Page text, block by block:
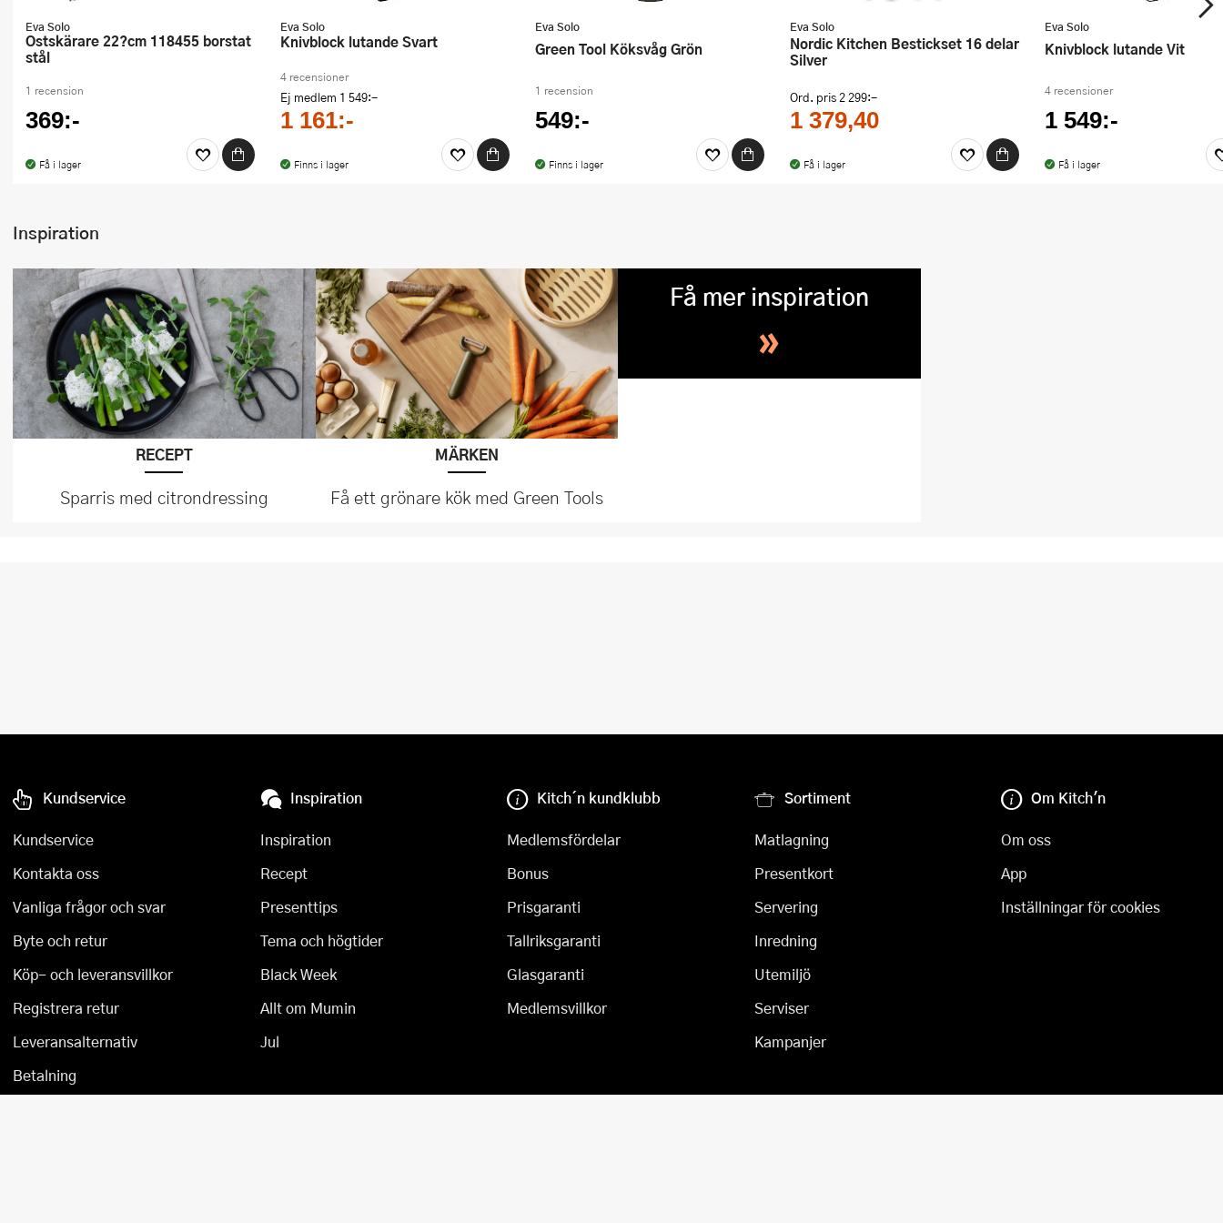
Eva Solo
Ostskärare 22?cm 118455 borstat
stål
1 recension
369:-
Få i lager
Eva Solo
Knivblock lutande Svart
4 recensioner
Ej medlem 1 549:-
1 161:-
Finns i lager
Eva Solo
Green Tool Köksvåg Grön
1 recension
549:-
Finns i lager
Eva Solo
Nordic Kitchen Bestickset 16 delar
Silver
Ord. pris2 299:-
1 379,40
Få i lager
Eva Solo
Knivblock lutande Vit
4 recensioner
1 549:-
Få i lager
Inspiration
RECEPT
Sparris med citrondressing
MÄRKEN
Få ett grönare kök med Green Tools
Få mer inspiration
»
Kundservice
Kundservice
Kontakta oss
Vanliga frågor och svar
Byte och retur
Köp- och leveransvillkor
Registrera retur
Leveransalternativ
Betalning
Inspiration
Inspiration
Recept
Presenttips
Tema och högtider
Black Week
Allt om Mumin
Jul
Kitch´n kundklubb
Medlemsfördelar
Bonus
Prisgaranti
Tallriksgaranti
Glasgaranti
Medlemsvillkor
Sortiment
Matlagning
Presentkort
Servering
Inredning
Utemiljö
Serviser
Kampanjer
Om Kitch'n
Om oss
App
Inställningar för cookies